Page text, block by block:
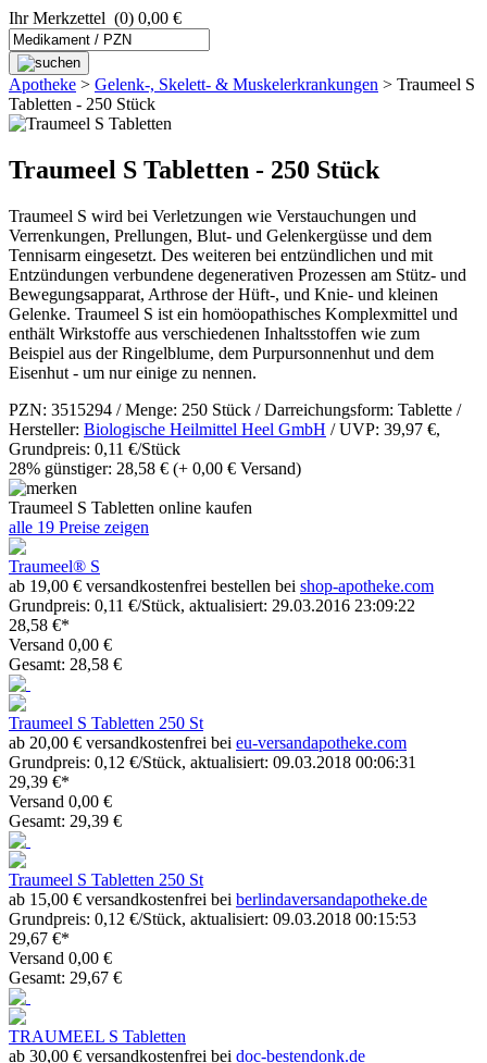
Ihr Merkzettel (0) 0,00 €
Apotheke > Gelenk-, Skelett- & Muskel­­erkrankungen > Traumeel S
Tabletten - 250 Stück
Traumeel S Tabletten - 250 Stück
Traumeel S wird bei Verletzungen wie Verstauchungen und
Verrenkungen, Prellungen, Blut- und Gelenkergüsse und dem
Tennisarm eingesetzt. Des weiteren bei entzündlichen und mit
Entzündungen verbundene degenerativen Prozessen am Stütz- und
Bewegungsapparat, Arthrose der Hüft-, und Knie- und kleinen
Gelenke. Traumeel S ist ein homöopathisches Komplexmittel und
enthält Wirkstoffe aus verschiedenen Inhaltsstoffen wie zum
Beispiel aus der Ringelblume, dem Purpursonnenhut und dem
Eisenhut - um nur einige zu nennen.
PZN: 3515294 / Menge: 250 Stück / Darreichungsform: Tablette /
Hersteller: Biologische Heilmittel Heel GmbH / UVP: 39,97 €,
Grundpreis: 0,11 €/Stück
28% günstiger: 28,58 € (+ 0,00 € Versand)
Traumeel S Tabletten online kaufen
alle 19 Preise zeigen
Traumeel® S
ab 19,00 € versandkostenfrei bestellen bei shop-apotheke.com
Grundpreis: 0,11 €/Stück, aktualisiert: 29.03.2016 23:09:22
28,58 €*
Versand 0,00 €
Gesamt: 28,58 €
Traumeel S Tabletten 250 St
ab 20,00 € versandkostenfrei bei eu-versandapotheke.com
Grundpreis: 0,12 €/Stück, aktualisiert: 09.03.2018 00:06:31
29,39 €*
Versand 0,00 €
Gesamt: 29,39 €
Traumeel S Tabletten 250 St
ab 15,00 € versandkostenfrei bei berlindaversandapotheke.de
Grundpreis: 0,12 €/Stück, aktualisiert: 09.03.2018 00:15:53
29,67 €*
Versand 0,00 €
Gesamt: 29,67 €
TRAUMEEL S Tabletten
ab 30,00 € versandkostenfrei bei doc-bestendonk.de